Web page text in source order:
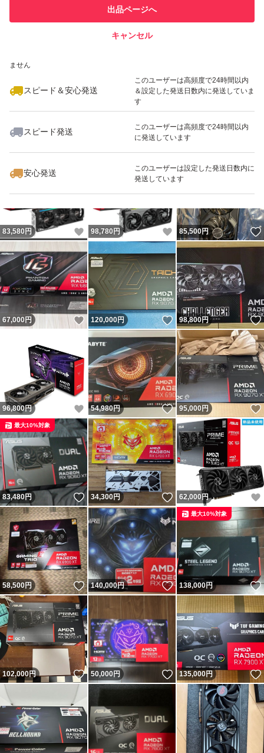
での取引実績があります
ません
スピード＆安心発送
このユーザーは高頻度で24時間以内
＆設定した発送日数内に発送していま
す
スピード発送
このユーザーは高頻度で24時間以内
に発送しています
安心発送
このユーザーは設定した発送日数内に
発送しています
出品ページへ
キャンセル
いいね！
75,000
83,580 円 いいね！
98,780 円 いいね！
85,500円
67,000円 いいね！
120,000円 いいね！
98,800円
96,800円 いいね！
54,980円 いいね！
95,000円
83,480円 いいね！
最大10%対象
34,300円 いいね！
62,000 円
58,500円 いいね！
140,000円 いいね！
138,000円
最大10%対象
102,000円 いいね！
50,000円 いいね！
135,000円